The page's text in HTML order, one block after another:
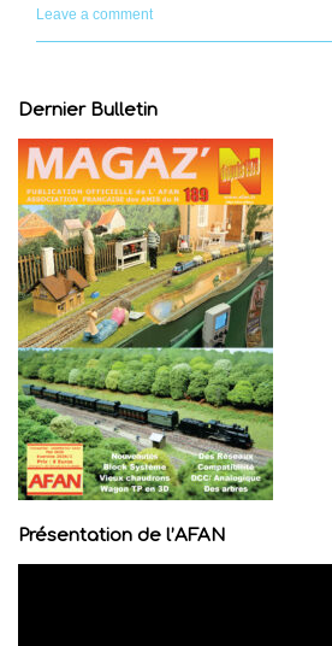
Leave a comment
Dernier Bulletin
Présentation de l’AFAN